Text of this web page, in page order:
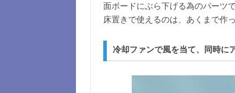
面ボードにぶら下げる為のパーツで
床置きで使えるのは、あくまで作
冷却ファンで風を当て、同時に